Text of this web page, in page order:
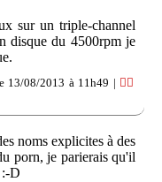
sur un triple-channel
disque du 4500rpm je
13/08/2013 à 11h49 | 👍🏽
noms explicites à des
porn, je parierais qu'il
:-D